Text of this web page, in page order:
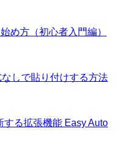
め方（初心者入門編）
しで貼り付けする方法
する拡張機能 Easy Auto